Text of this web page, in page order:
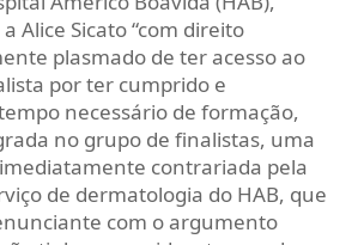
Alice Sicato “com direito
plasmado de ter acesso ao
por ter cumprido e
necessário de formação,
no grupo de finalistas, uma
contrariada pela
de dermatologia do HAB, que
com o argumento